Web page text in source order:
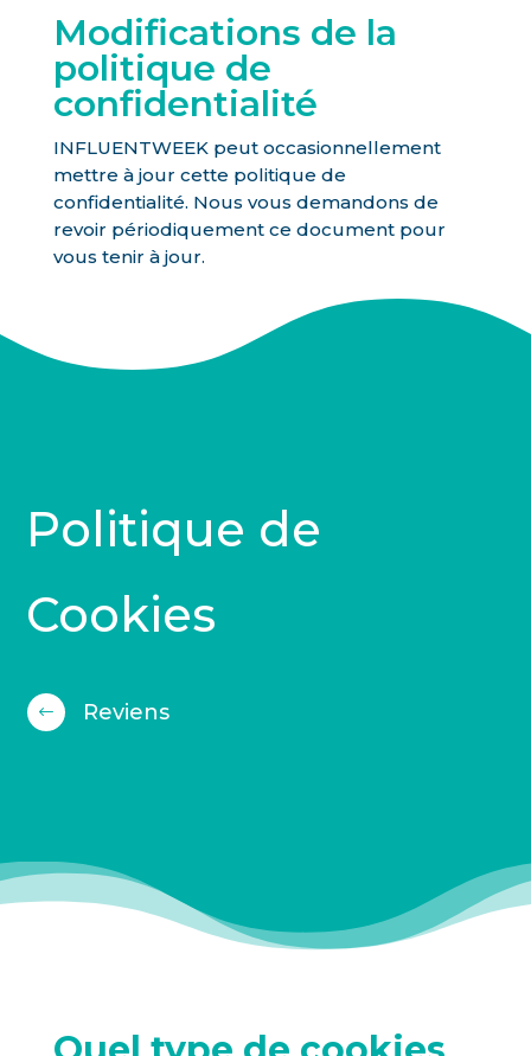
Modifications de la
politique de
confidentialité
INFLUENTWEEK peut occasionnellement
mettre à jour cette politique de
confidentialité. Nous vous demandons de
revoir périodiquement ce document pour
vous tenir à jour.
Politique de
Cookies
# Reviens